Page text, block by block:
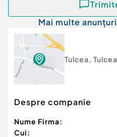
Mai multe
Tulcea, Tulcea
Despre companie
Nume Firma:
Cui: